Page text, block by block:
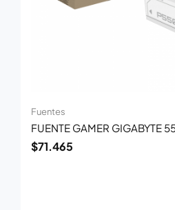
Fuentes
FUENTE GAMER GIGABYTE
$71.465